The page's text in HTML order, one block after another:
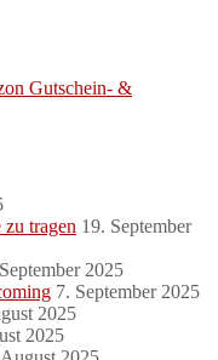
tragen 19. September
2025
7. September 2025
2025
2025